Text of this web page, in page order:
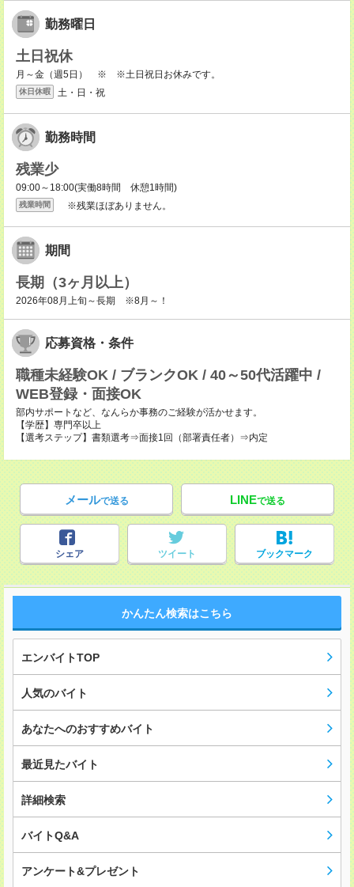
勤務曜日
土日祝休
月～金（週5日） ※ ※土日祝日お休みです。
休日休暇 土・日・祝
勤務時間
残業少
09:00～18:00(実働8時間 休憩1時間)
残業時間 ※残業ほぼありません。
期間
長期（3ヶ月以上）
2026年08月上旬～長期 ※8月～！
応募資格・条件
職種未経験OK / ブランクOK / 40～50代活躍中 /
WEB登録・面接OK
部内サポートなど、なんらか事務のご経験が活かせます。
【学歴】専門卒以上
【選考ステップ】書類選考⇒面接1回（部署責任者）⇒内定
メールで送る LINEで送る
シェア ツイート ブックマーク
かんたん検索はこちら
エンバイトTOP
人気のバイト
あなたへのおすすめバイト
最近見たバイト
詳細検索
バイトQ&A
アンケート&プレゼント